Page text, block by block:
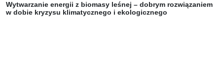
Wytwarzanie energii z biomasy leśnej – dobrym rozwiązaniem
w dobie kryzysu klimatycznego i ekologicznego